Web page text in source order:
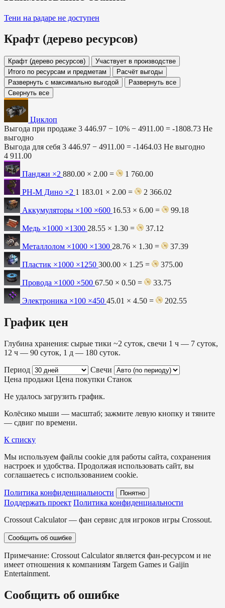
Тени на радаре не доступен
Крафт (дерево ресурсов)
Крафт (дерево ресурсов)
Участвует в производстве
Итого по ресурсам и предметам
Расчёт выгоды
Развернуть с максимально выгодой
Развернуть все
Свернуть все
Циклоп
Выгода при продаже 3 446.97 − 10% − 4911.00 = -1808.73 Не
выгодно
Выгода для себя 3 446.97 − 4911.00 = -1464.03 Не выгодно
4 911.00
Панджи ×2 880.00 × 2.00 = 1 760.00
РН-М Дино ×2 1 183.01 × 2.00 = 2 366.02
Аккумуляторы ×100 ×600 16.53 × 6.00 = 99.18
Медь ×1000 ×1300 28.55 × 1.30 = 37.12
Металлолом ×1000 ×1300 28.76 × 1.30 = 37.39
Пластик ×1000 ×1250 300.00 × 1.25 = 375.00
Провода ×1000 ×500 67.50 × 0.50 = 33.75
Электроника ×100 ×450 45.01 × 4.50 = 202.55
График цен
Глубина хранения: сырые тики ~2 суток, свечи 1 ч — 7 суток,
12 ч — 90 суток, 1 д — 180 суток.
Период
Свечи
Цена продажи Цена покупки Станок
Не удалось загрузить график.
Колёсико мыши — масштаб; зажмите левую кнопку и тяните
— сдвиг по времени.
К списку
Мы используем файлы cookie для работы сайта, сохранения
настроек и удобства. Продолжая использовать сайт, вы
соглашаетесь с использованием cookie.
Политика конфиденциальности Понятно
Поддержать проект Политика конфиденциальности
Crossout Calculator — фан сервис для игроков игры Crossout.
Сообщить об ошибке
Примечание: Crossout Calculator является фан-ресурсом и не
имеет отношения к компаниям Targem Games и Gaijin
Entertainment.
Сообщить об ошибке